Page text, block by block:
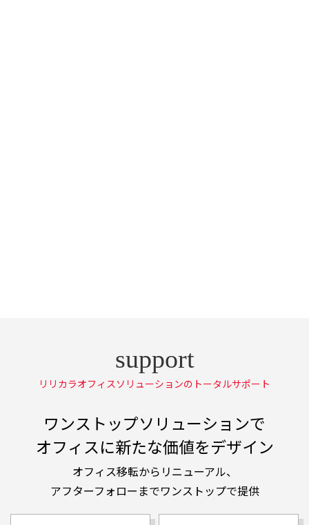
リリカラオフィスソリューションのトータルサポート
ワンストップソリューションで
オフィスに新たな価値をデザイン
オフィス移転からリニューアル、
アフターフォローまでワンストップで提供